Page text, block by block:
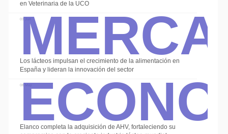
en Veterinaria de la UCO
03 Jun
Los lácteos impulsan el crecimiento de la alimentación en
España y lideran la innovación del sector
08 May
Elanco completa la adquisición de AHV, fortaleciendo su